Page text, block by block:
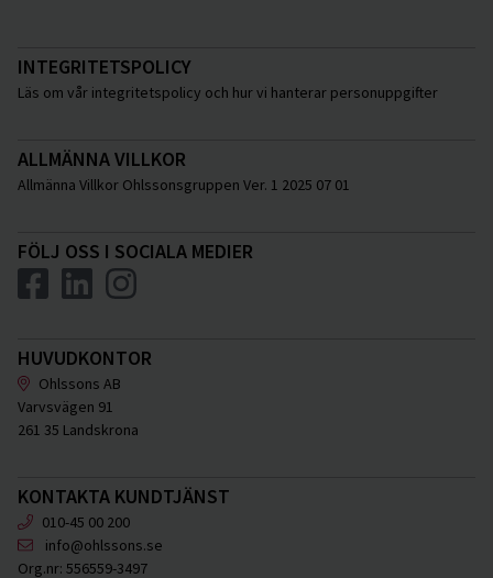
INTEGRITETSPOLICY
Läs om vår integritetspolicy och hur vi hanterar personuppgifter
ALLMÄNNA VILLKOR
Allmänna Villkor Ohlssonsgruppen Ver. 1 2025 07 01
FÖLJ OSS I SOCIALA MEDIER
HUVUDKONTOR
Ohlssons AB
Varvsvägen 91
261 35 Landskrona
KONTAKTA KUNDTJÄNST
010-45 00 200
info@ohlssons.se
Org.nr: 556559-3497